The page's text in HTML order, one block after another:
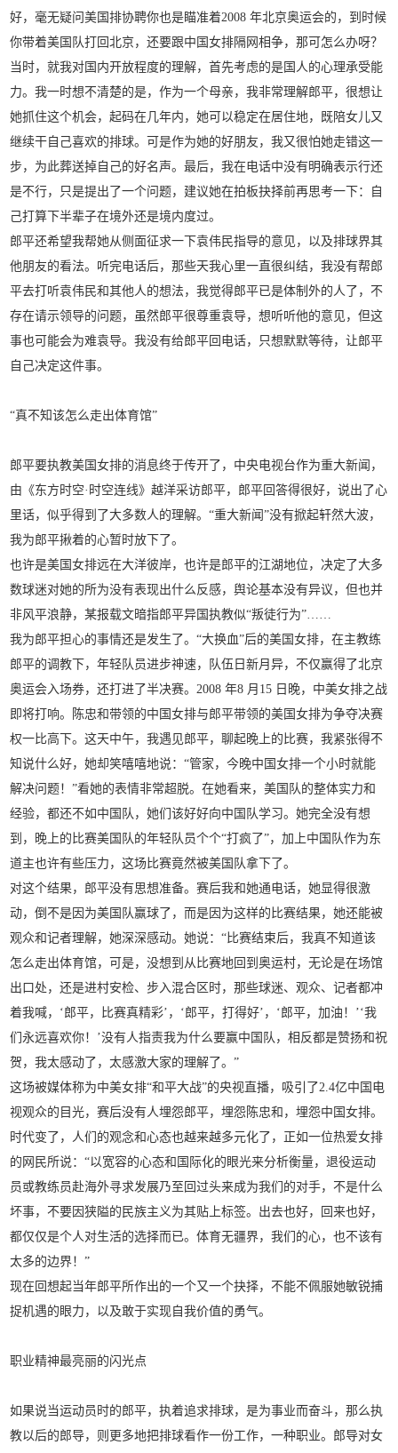
好，毫无疑问美国排协聘你也是瞄准着2008 年北京奥运会的，到时候
你带着美国队打回北京，还要跟中国女排隔网相争，那可怎么办呀？
当时，就我对国内开放程度的理解，首先考虑的是国人的心理承受能
力。我一时想不清楚的是，作为一个母亲，我非常理解郎平，很想让
她抓住这个机会，起码在几年内，她可以稳定在居住地，既陪女儿又
继续干自己喜欢的排球。可是作为她的好朋友，我又很怕她走错这一
步，为此葬送掉自己的好名声。最后，我在电话中没有明确表示行还
是不行，只是提出了一个问题，建议她在拍板抉择前再思考一下：自
己打算下半辈子在境外还是境内度过。
郎平还希望我帮她从侧面征求一下袁伟民指导的意见，以及排球界其
他朋友的看法。听完电话后，那些天我心里一直很纠结，我没有帮郎
平去打听袁伟民和其他人的想法，我觉得郎平已是体制外的人了，不
存在请示领导的问题，虽然郎平很尊重袁导，想听听他的意见，但这
事也可能会为难袁导。我没有给郎平回电话，只想默默等待，让郎平
自己决定这件事。
“真不知该怎么走出体育馆”
郎平要执教美国女排的消息终于传开了，中央电视台作为重大新闻，
由《东方时空·时空连线》越洋采访郎平，郎平回答得很好，说出了心
里话，似乎得到了大多数人的理解。“重大新闻”没有掀起轩然大波，
我为郎平揪着的心暂时放下了。
也许是美国女排远在大洋彼岸，也许是郎平的江湖地位，决定了大多
数球迷对她的所为没有表现出什么反感，舆论基本没有异议，但也并
非风平浪静，某报载文暗指郎平异国执教似“叛徒行为”……
我为郎平担心的事情还是发生了。“大换血”后的美国女排，在主教练
郎平的调教下，年轻队员进步神速，队伍日新月异，不仅赢得了北京
奥运会入场券，还打进了半决赛。2008 年8 月15 日晚，中美女排之战
即将打响。陈忠和带领的中国女排与郎平带领的美国女排为争夺决赛
权一比高下。这天中午，我遇见郎平，聊起晚上的比赛，我紧张得不
知说什么好，她却笑嘻嘻地说：“管家，今晚中国女排一个小时就能
解决问题！”看她的表情非常超脱。在她看来，美国队的整体实力和
经验，都还不如中国队，她们该好好向中国队学习。她完全没有想
到，晚上的比赛美国队的年轻队员个个“打疯了”，加上中国队作为东
道主也许有些压力，这场比赛竟然被美国队拿下了。
对这个结果，郎平没有思想准备。赛后我和她通电话，她显得很激
动，倒不是因为美国队赢球了，而是因为这样的比赛结果，她还能被
观众和记者理解，她深深感动。她说：“比赛结束后，我真不知道该
怎么走出体育馆，可是，没想到从比赛地回到奥运村，无论是在场馆
出口处，还是进村安检、步入混合区时，那些球迷、观众、记者都冲
着我喊，‘郎平，比赛真精彩’，‘郎平，打得好’，‘郎平，加油！’‘我
们永远喜欢你！’没有人指责我为什么要赢中国队，相反都是赞扬和祝
贺，我太感动了，太感激大家的理解了。”
这场被媒体称为中美女排“和平大战”的央视直播，吸引了2.4亿中国电
视观众的目光，赛后没有人埋怨郎平，埋怨陈忠和，埋怨中国女排。
时代变了，人们的观念和心态也越来越多元化了，正如一位热爱女排
的网民所说：“以宽容的心态和国际化的眼光来分析衡量，退役运动
员或教练员赴海外寻求发展乃至回过头来成为我们的对手，不是什么
坏事，不要因狭隘的民族主义为其贴上标签。出去也好，回来也好，
都仅仅是个人对生活的选择而已。体育无疆界，我们的心，也不该有
太多的边界！”
现在回想起当年郎平所作出的一个又一个抉择，不能不佩服她敏锐捕
捉机遇的眼力，以及敢于实现自我价值的勇气。
职业精神最亮丽的闪光点
如果说当运动员时的郎平，执着追求排球，是为事业而奋斗，那么执
教以后的郎导，则更多地把排球看作一份工作，一种职业。郎导对女